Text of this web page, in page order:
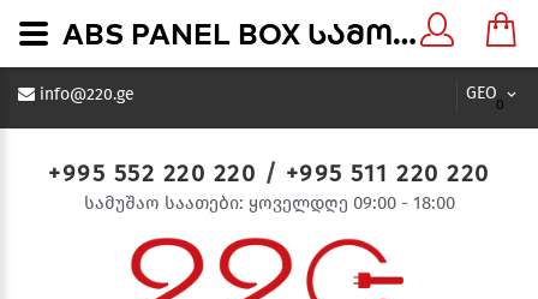
GEO
0
info@220.ge
+995 552 220 220 / +995 511 220 220
სამუშაო საათები: ყოველდღე 09:00 - 18:00
ABS PANEL BOX სამონტაჟო ყუთი 250x350x150 - 220.ge